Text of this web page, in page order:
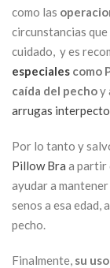
como las
circunstancias
cuidado, y es
especiales como
caída del pechoy
arrugas
Por lo tanto y
Pillow Bra a partir
ayudar a
senos a esa edad,
pecho.
Finalmente, su